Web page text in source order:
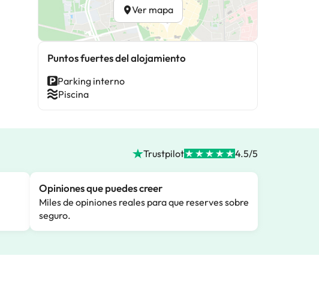
Ver mapa
Puntos fuertes del alojamiento
Parking interno
Piscina
Trustpilot 4.5/5
Opiniones que puedes creer
Miles de opiniones reales para que reserves sobre
seguro.